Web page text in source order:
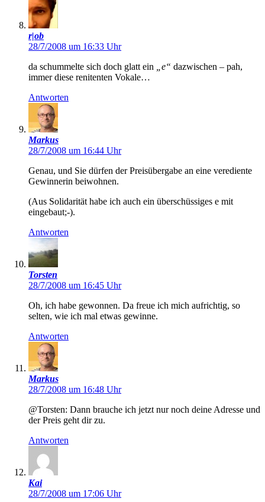
r|ob
28/7/2008 um 16:33 Uhr
da schummelte sich doch glatt ein
„e“ dazwischen – pah,
immer diese renitenten Vokale…
Antworten
Markus
28/7/2008 um 16:44 Uhr
Genau, und Sie dürfen der Preisübergabe an eine verediente
Gewinnerin beiwohnen.
(Aus Solidarität habe ich auch ein überschüssiges e mit
eingebaut;-).
Antworten
Torsten
28/7/2008 um 16:45 Uhr
Oh, ich habe gewonnen. Da freue ich mich aufrichtig, so
selten, wie ich mal etwas gewinne.
Antworten
Markus
28/7/2008 um 16:48 Uhr
@Torsten: Dann brauche ich jetzt nur noch deine Adresse und
der Preis geht dir zu.
Antworten
Kai
28/7/2008 um 17:06 Uhr